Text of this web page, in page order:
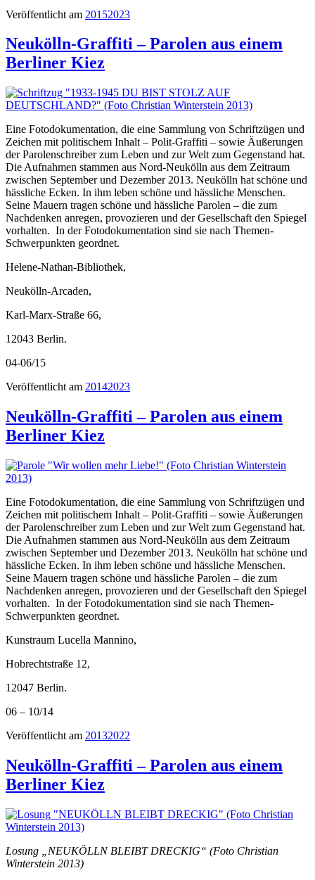
Veröffentlicht am 20152023
Neukölln-Graffiti – Parolen aus einem
Berliner Kiez
Eine Fotodokumentation, die eine Sammlung von Schriftzügen und
Zeichen mit politischem Inhalt – Polit-Graffiti – sowie Äußerungen
der Parolenschreiber zum Leben und zur Welt zum Gegenstand hat.
Die Aufnahmen stammen aus Nord-Neukölln aus dem Zeitraum
zwischen September und Dezember 2013. Neukölln hat schöne und
hässliche Ecken. In ihm leben schöne und hässliche Menschen.
Seine Mauern tragen schöne und hässliche Parolen – die zum
Nachdenken anregen, provozieren und der Gesellschaft den Spiegel
vorhalten. In der Fotodokumentation sind sie nach Themen-
Schwerpunkten geordnet.
Helene-Nathan-Bibliothek,
Neukölln-Arcaden,
Karl-Marx-Straße 66,
12043 Berlin.
04-06/15
Veröffentlicht am 20142023
Neukölln-Graffiti – Parolen aus einem
Berliner Kiez
Eine Fotodokumentation, die eine Sammlung von Schriftzügen und
Zeichen mit politischem Inhalt – Polit-Graffiti – sowie Äußerungen
der Parolenschreiber zum Leben und zur Welt zum Gegenstand hat.
Die Aufnahmen stammen aus Nord-Neukölln aus dem Zeitraum
zwischen September und Dezember 2013. Neukölln hat schöne und
hässliche Ecken. In ihm leben schöne und hässliche Menschen.
Seine Mauern tragen schöne und hässliche Parolen – die zum
Nachdenken anregen, provozieren und der Gesellschaft den Spiegel
vorhalten. In der Fotodokumentation sind sie nach Themen-
Schwerpunkten geordnet.
Kunstraum Lucella Mannino,
Hobrechtstraße 12,
12047 Berlin.
06 – 10/14
Veröffentlicht am 20132022
Neukölln-Graffiti – Parolen aus einem
Berliner Kiez
Losung „NEUKÖLLN BLEIBT DRECKIG“ (Foto Christian
Winterstein 2013)